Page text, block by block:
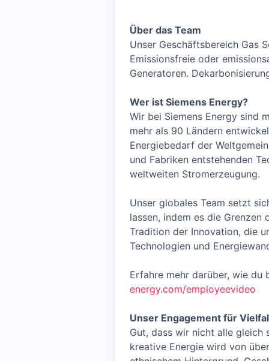
Über das Team
Unser Geschäftsbereich Gas
Emissionsfreie oder
Generatoren.
Wer ist Siemens Energy?
Wir bei Siemens Energy sind
mehr als 90 Ländern
Energiebedarf der
und Fabriken entstehenden
weltweiten Stromerzeugung.
Unser globales Team setzt
lassen, indem es die
Tradition der Innovation, die
Technologien und
Erfahre mehr darüber, wie du
energy.com/employeevideo
Unser Engagement für
Gut, dass wir nicht alle gleich
kreative Energie wird von